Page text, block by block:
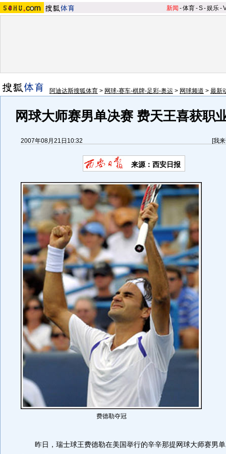
新闻 -体育-S-娱乐-
阿迪达斯搜狐体育 > 网球-赛车-棋牌-足彩-奥运 > 网球频道 > 最新
网球大师赛男单决赛 费天王喜获职
2007年08月21日10:32 [我
来源：西安日报
费德勒夺冠
昨日，瑞士球王费德勒在美国举行的辛辛那提网球大师赛男单